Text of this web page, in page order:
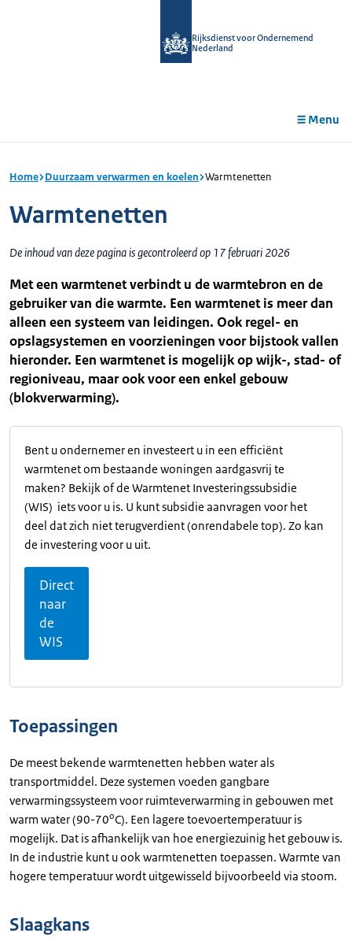
Rijksdienst voor Ondernemend
Nederland
Menu
Home Duurzaam verwarmen en koelen Warmtenetten
Warmtenetten
De inhoud van deze pagina is gecontroleerd op 17 februari 2026
Met een warmtenet verbindt u de warmtebron en de
gebruiker van die warmte. Een warmtenet is meer dan
alleen een systeem van leidingen. Ook regel- en
opslagsystemen en voorzieningen voor bijstook vallen
hieronder. Een warmtenet is mogelijk op wijk-, stad- of
regioniveau, maar ook voor een enkel gebouw
(blokverwarming).
Bent u ondernemer en investeert u in een efficiënt
warmtenet om bestaande woningen aardgasvrij te
maken? Bekijk of de Warmtenet Investeringssubsidie
(WIS) iets voor u is. U kunt subsidie aanvragen voor het
deel dat zich niet terugverdient (onrendabele top). Zo kan
de investering voor u uit.
Direct
naar
de
WIS
Toepassingen
De meest bekende warmtenetten hebben water als
transportmiddel. Deze systemen voeden gangbare
verwarmingssysteem voor ruimteverwarming in gebouwen met
warm water (90-70oC). Een lagere toevoertemperatuur is
mogelijk. Dat is afhankelijk van hoe energiezuinig het gebouw is.
In de industrie kunt u ook warmtenetten toepassen. Warmte van
hogere temperatuur wordt uitgewisseld bijvoorbeeld via stoom.
Slaagkans